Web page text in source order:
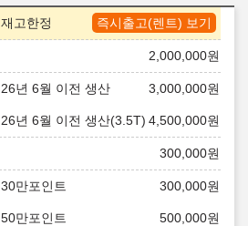
즉시출고(렌트) 보기
재고한정
2,000,000원
26년 6월 이전 생산 3,000,000원
26년 6월 이전 생산(3.5T) 4,500,000원
300,000원
30만포인트 300,000원
50만포인트 500,000원